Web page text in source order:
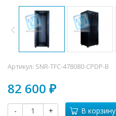
Артикул: SNR-TFC-478080-CPDP-B
82 600 ₽
- + В корзину